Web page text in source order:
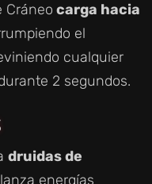
Cráneo carga hacia
el
cualquier
2 segundos.
druidas de
energías